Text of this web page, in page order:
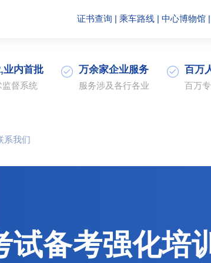
证书查询 | 乘车路线 | 中心博物馆 |
业内首批
督系统
万余家企业服务
服务涉及各行各业
百万
百万
系我们
备考强化培